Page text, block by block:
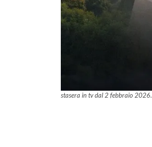
stasera in tv dal 2 febbraio 2026.